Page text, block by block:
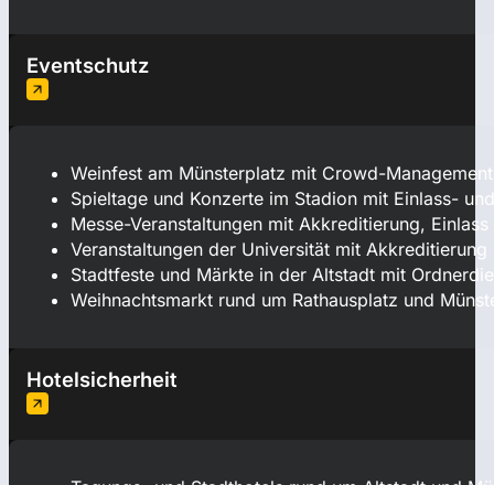
Eventschutz
Weinfest am Münsterplatz mit Crowd-
Spieltage und Konzerte im Stadion mit Einlass-
Messe-Veranstaltungen mit Akkreditierung,
Veranstaltungen der Universität mit Akkreditierung
Stadtfeste und Märkte in der Altstadt mit
Weihnachtsmarkt rund um Rathausplatz und
Hotelsicherheit